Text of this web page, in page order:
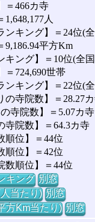
＝466カ寺
1,648,177人
ンキング】＝24位(
9,186.94平方Km
キング】＝10位(全
＝724,690世帯
ンキング】＝22位(
の寺院数】＝28.27
寺院数】＝5.07カ寺
寺院数】＝64.3カ寺
順位】＝44位
順位】＝42位
数順位】＝44位
キング 別窓
当たり) 別窓
方Km当たり) 別窓